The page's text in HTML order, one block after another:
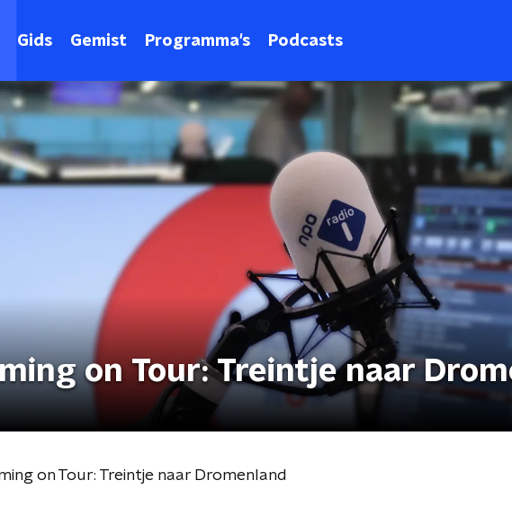
Gids Gemist Programma's Podcasts
on Tour: Treintje naar
on Tour: Treintje naar Dromenland